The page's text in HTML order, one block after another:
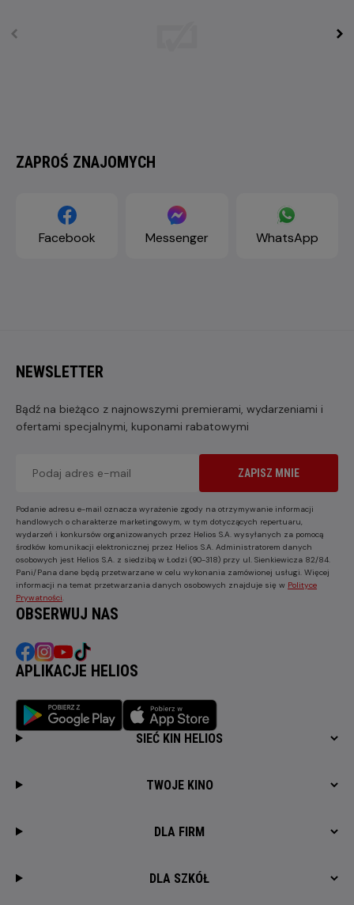
ZAPROŚ ZNAJOMYCH
Facebook Messenger WhatsApp
NEWSLETTER
Bądź na bieżąco z najnowszymi premierami, wydarzeniami i
ofertami specjalnymi, kuponami rabatowymi
ZAPISZ MNIE
Podanie adresu e-mail oznacza wyrażenie zgody na otrzymywanie informacji
handlowych o charakterze marketingowym, w tym dotyczących repertuaru,
wydarzeń i konkursów organizowanych przez Helios S.A. wysyłanych za pomocą
środków komunikacji elektronicznej przez Helios S.A. Administratorem danych
osobowych jest Helios S.A. z siedzibą w Łodzi (90-318) przy ul. Sienkiewicza 82/84.
Pani/Pana dane będą przetwarzane w celu wykonania zamówionej usługi. Więcej
informacji na temat przetwarzania danych osobowych znajduje się w Polityce
Prywatności
OBSERWUJ NAS
APLIKACJE HELIOS
SIEĆ KIN HELIOS
TWOJE KINO
DLA FIRM
DLA SZKÓŁ